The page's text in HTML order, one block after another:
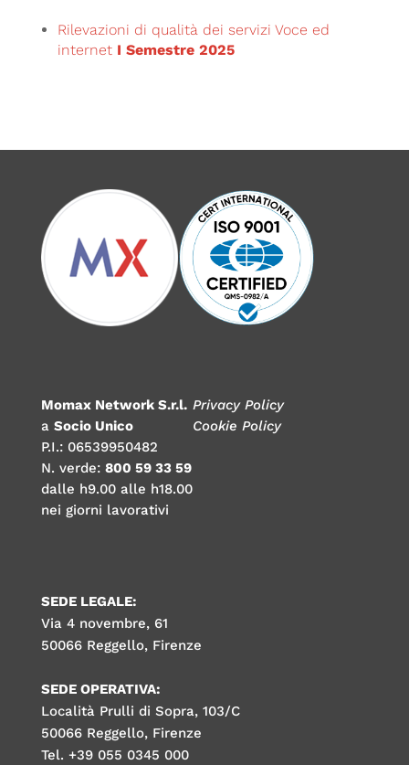
Rilevazioni di qualità dei servizi Voce ed
internet I Semestre 2025
Momax Network S.r.l.
a Socio Unico
P.I.: 06539950482
N. verde: 800 59 33 59
dalle h9.00 alle h18.00
nei giorni lavorativi
Privacy Policy
Cookie Policy
SEDE LEGALE:
Via 4 novembre, 61
50066 Reggello, Firenze
SEDE OPERATIVA:
Località Prulli di Sopra, 103/C
50066 Reggello, Firenze
Tel. +39 055 0345 000